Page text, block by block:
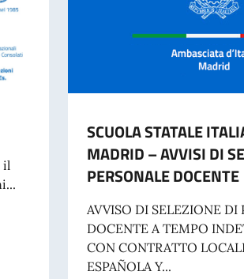
il
SCUOLA STATALE
MADRID – AVVISI DI
PERSONALE DOCENTE
AVVISO DI SELEZIONE DI
DOCENTE A TEMPO
CON CONTRATTO
ESPAÑOLA Y...